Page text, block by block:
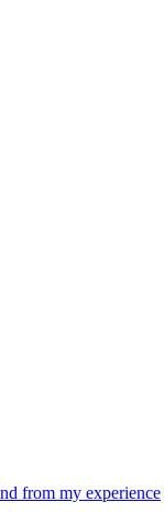
from my experience